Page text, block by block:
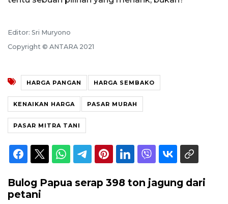
Editor: Sri Muryono
Copyright © ANTARA 2021
HARGA PANGAN HARGA SEMBAKO
KENAIKAN HARGA PASAR MURAH
PASAR MITRA TANI
Bulog Papua serap 398 ton jagung dari
petani